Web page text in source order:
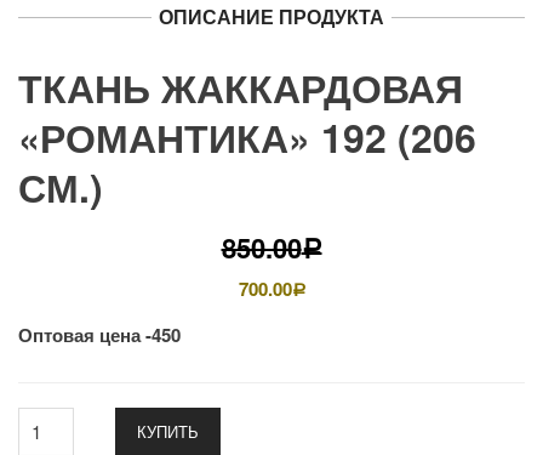
ОПИСАНИЕ ПРОДУКТА
ТКАНЬ ЖАККАРДОВАЯ
«РОМАНТИКА» 192 (206
СМ.)
850.00Р
700.00Р
Оптовая цена -450
КУПИТЬ